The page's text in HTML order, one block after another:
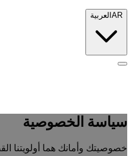
AR العربية
سياسة الخصوصية
خصوصيتك وأمانك هما أولويتنا